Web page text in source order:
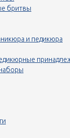
бритвы
и педикюра